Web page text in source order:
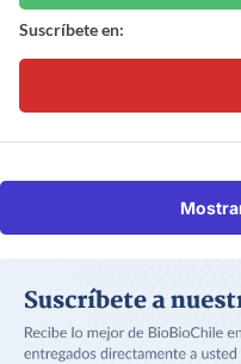
Suscríbete en: